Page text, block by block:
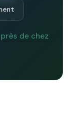
de chez